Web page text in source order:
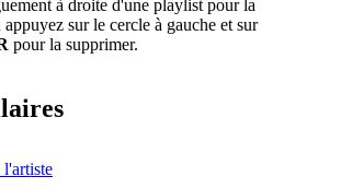
à droite d'une playlist pour la
sur le cercle à gauche et sur
pour la supprimer.
l'artiste